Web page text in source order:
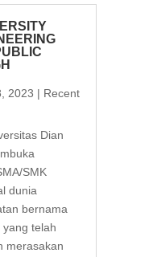
2023 | Recent
Dian
SMK
dunia
bernama
yang telah
merasakan